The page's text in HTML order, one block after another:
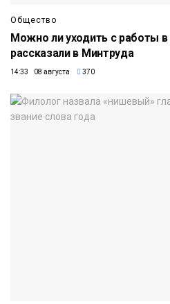
Общество
Можно ли уходить с работы
рассказали в Минтруда
14:33 08 августа 370